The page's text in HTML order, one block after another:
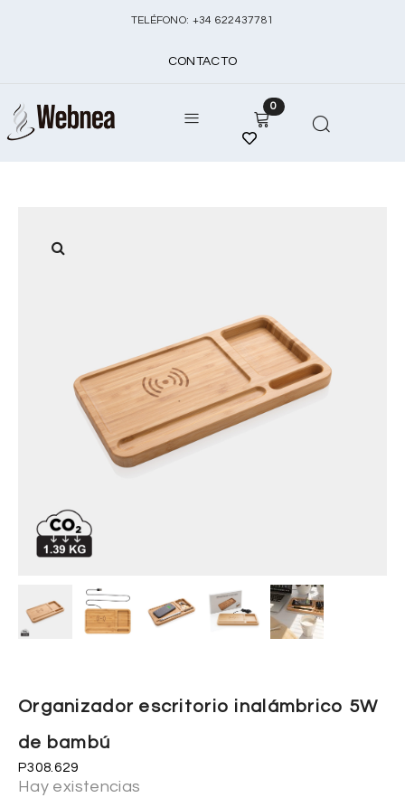
TELÉFONO: +34 622437781
CONTACTO
0
Organizador escritorio inalámbrico 5W
de bambú
P308.629
Hay existencias